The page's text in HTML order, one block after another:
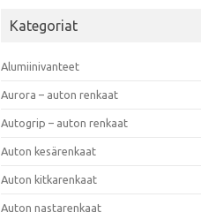
Kategoriat
Alumiinivanteet
Aurora – auton renkaat
Autogrip – auton renkaat
Auton kesärenkaat
Auton kitkarenkaat
Auton nastarenkaat